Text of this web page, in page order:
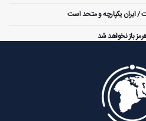
/ ایران یکپارچه و متحد است
باز نخواهد شد